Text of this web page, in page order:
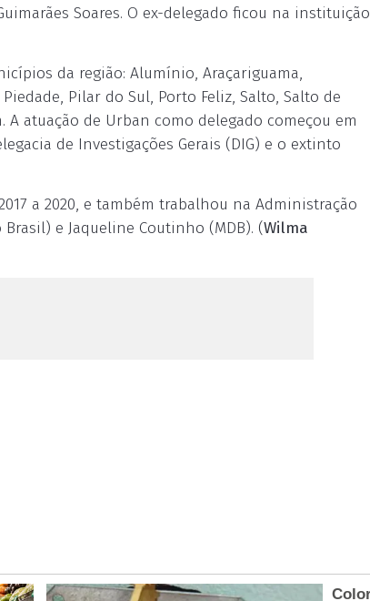
Soares. O ex-delegado ficou na instituição
da região: Alumínio, Araçariguama,
Pilar do Sul, Porto Feliz, Salto, Salto de
A atuação de Urban como delegado começou em
de Investigações Gerais (DIG) e o extinto
a 2020, e também trabalhou na Administração
e Jaqueline Coutinho (MDB). (Wilma